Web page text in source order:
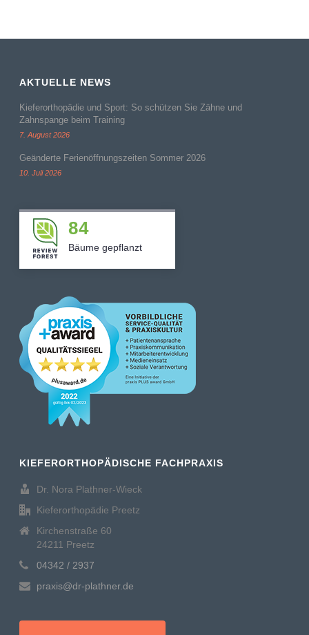
AKTUELLE NEWS
Kieferorthopädie und Sport: So schützen Sie Zähne und
Zahnspange beim Training
7. August 2026
Geänderte Ferienöffnungszeiten Sommer 2026
10. Juli 2026
84
Bäume gepflanzt
KIEFERORTHOPÄDISCHE FACHPRAXIS
Dr. Nora Plathner-Wieck
Kieferorthopädie Preetz
Kirchenstraße 60
24211 Preetz
04342 / 2937
praxis@dr-plathner.de